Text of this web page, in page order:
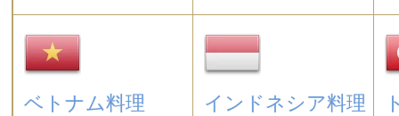
ベトナム料理 インドネシア料理